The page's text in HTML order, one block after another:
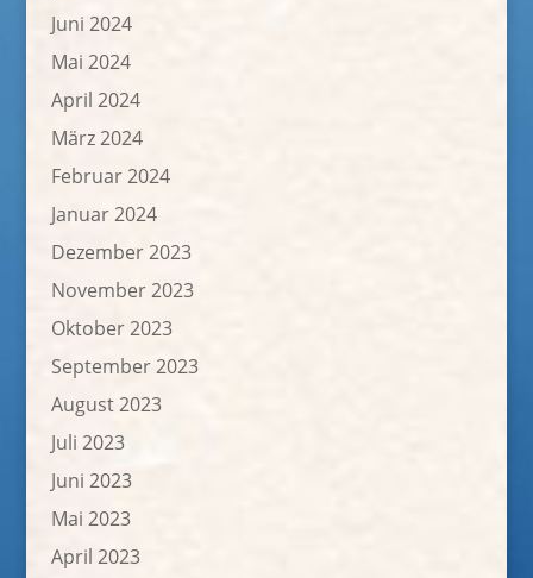
Juni 2024
Mai 2024
April 2024
März 2024
Februar 2024
Januar 2024
Dezember 2023
November 2023
Oktober 2023
September 2023
August 2023
Juli 2023
Juni 2023
Mai 2023
April 2023